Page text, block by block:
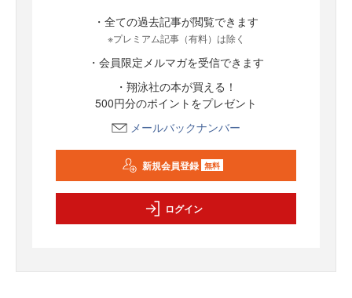
・全ての過去記事が閲覧できます
※プレミアム記事（有料）は除く
・会員限定メルマガを受信できます
・翔泳社の本が買える！
500円分のポイントをプレゼント
メールバックナンバー
新規会員登録 無料
ログイン